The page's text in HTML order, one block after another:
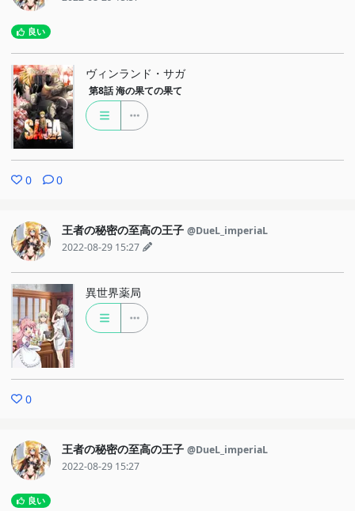
良い
ヴィンランド・サガ
第8話 海の果ての果て
0 0
王者の秘密の至高の王子 @DueL_imperiaL
2022-08-29 15:27
異世界薬局
0
王者の秘密の至高の王子 @DueL_imperiaL
2022-08-29 15:27
良い